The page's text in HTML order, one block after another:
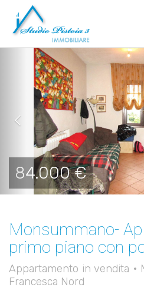
Previous
84.000 €
Monsummano-
primo piano con
Appartamento in vendita •
Francesca Nord